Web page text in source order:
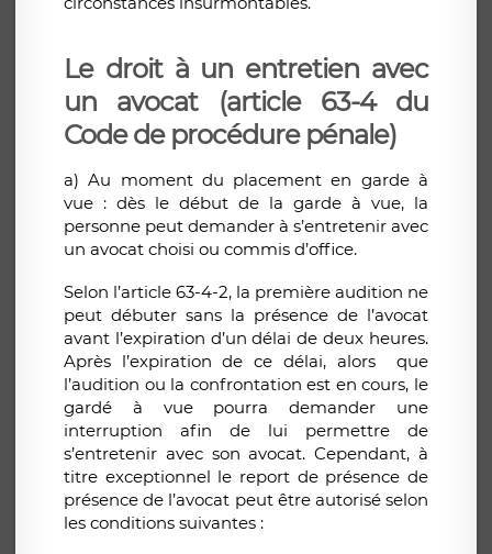
Le droit à un entretien avec
un avocat (article 63-4 du
Code de procédure pénale)
a) Au moment du placement en garde à
vue : dès le début de la garde à vue, la
personne peut demander à s’entretenir avec
un avocat choisi ou commis d’office.
Selon l’article 63-4-2, la première audition ne
peut débuter sans la présence de l’avocat
avant l’expiration d’un délai de deux heures.
Après l’expiration de ce délai, alors que
l’audition ou la confrontation est en cours, le
gardé à vue pourra demander une
interruption afin de lui permettre de
s’entretenir avec son avocat. Cependant, à
titre exceptionnel le report de présence de
présence de l’avocat peut être autorisé selon
les conditions suivantes :